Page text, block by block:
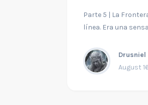
Parte 5 | La
línea. Era una
Drusniel
August